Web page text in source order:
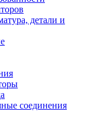
детали и
соединения